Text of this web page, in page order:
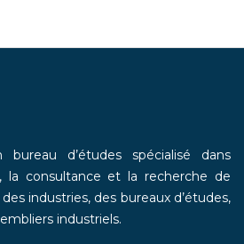
bureau d’études spécialisé dans
la consultance et la recherche de
industries, des bureaux d’études,
industriels.